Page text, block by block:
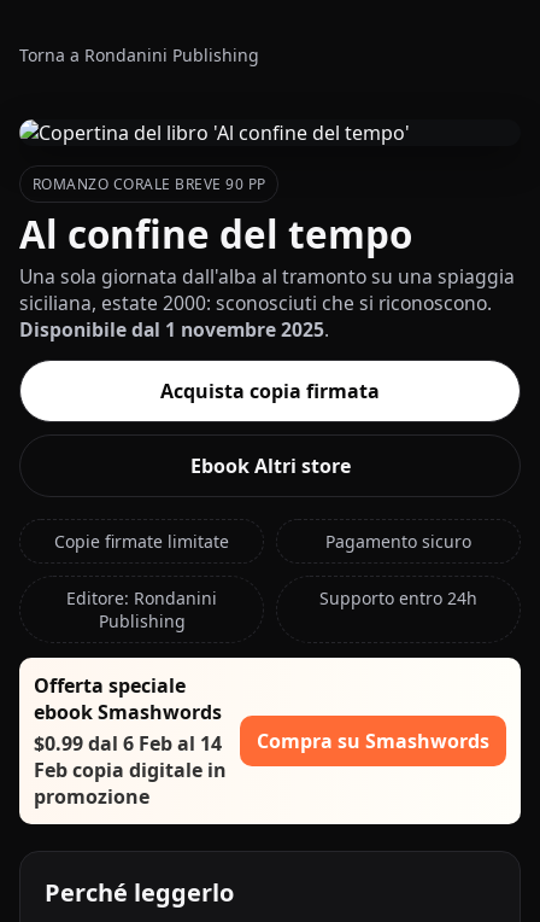
Torna a Rondanini Publishing
ROMANZO CORALE BREVE 90 PP
Al confine del tempo
Una sola giornata dall'alba al tramonto su una spiaggia
siciliana, estate 2000: sconosciuti che si riconoscono.
Disponibile dal 1 novembre 2025.
Acquista copia firmata
Ebook Altri store
Copie firmate limitate Pagamento sicuro
Editore: Rondanini
Publishing
Supporto entro 24h
Offerta speciale
ebook Smashwords
$0.99 dal 6 Feb al 14
Feb copia digitale in
promozione
Compra su Smashwords
Perché leggerlo